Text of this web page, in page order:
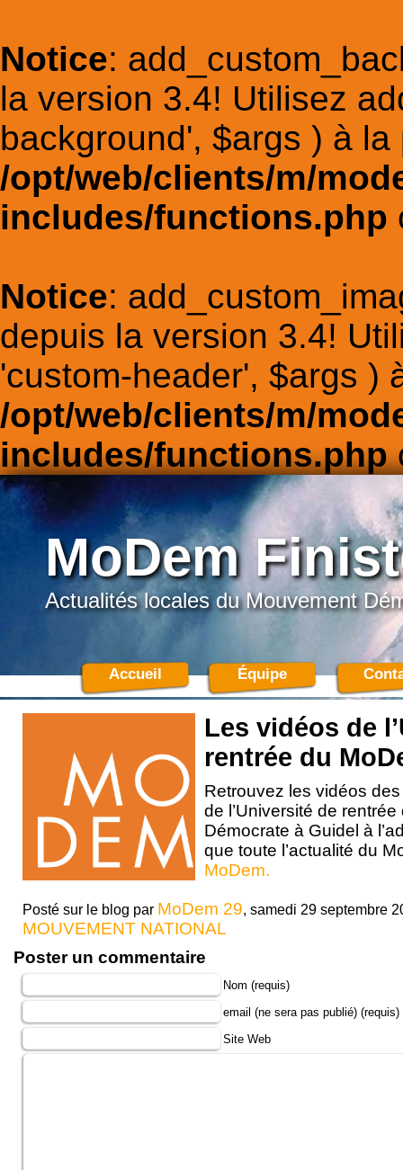
Notice:
la version 3.4! Utilisez
background', $args ) à la
/opt/web/clients/m/
includes/functions.php
Notice:
depuis la version 3.4!
'custom-header', $args )
/opt/web/clients/m/
includes/functions.php
MoDem
Actualités locales du Mouvement
Accueil Équipe
Les vidéos de
rentrée du
Retrouvez les vidéos
de l’Université de
Démocrate à Guidel à
que toute l’actualité du
MoDem.
Posté sur le blog par MoDem 29, samedi 29 septembre
MOUVEMENT NATIONAL
Poster un commentaire
Nom (requis)
email (ne sera pas publié) (requis)
Site Web